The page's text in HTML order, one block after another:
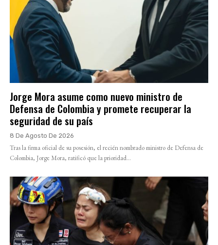
Jorge Mora asume como nuevo ministro de
Defensa de Colombia y promete recuperar la
seguridad de su país
8 De Agosto De 2026
Tras la firma oficial de su posesión, el recién nombrado ministro de Defensa de
Colombia, Jorge Mora, ratificó que la prioridad...